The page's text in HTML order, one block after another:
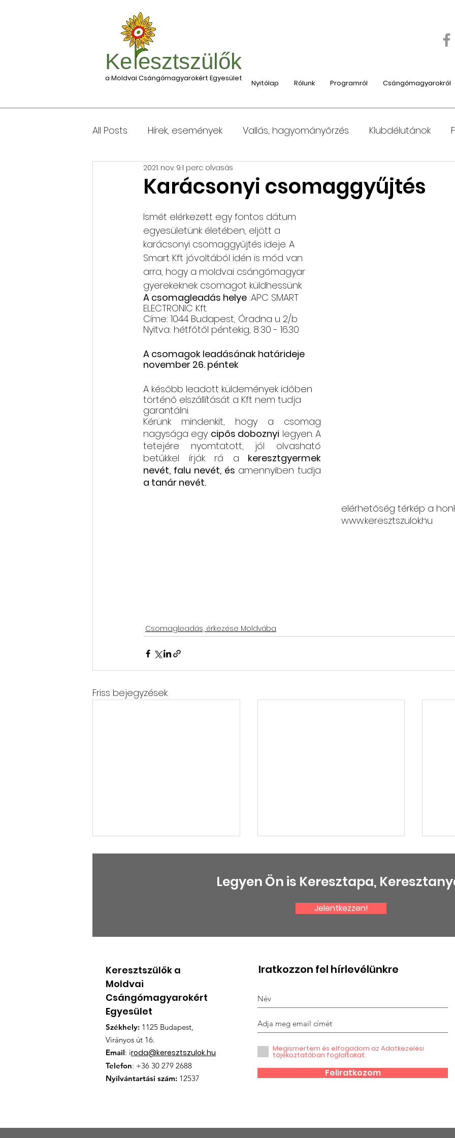
Nyitólap Rólunk Programról Csángómagyarokról
Ke esztszülők
a Moldvai Csángómagyarokért Egyesület
All Posts Hírek, események Vallás, hagyományőrzés Klubdélutánok
Csomagleadás, érkezése Moldvába
Keresztgyerekek levélcíme Nyaralás, táboroztatás
Rólunk szól: cikkek, videók Csángó témájú könyv, videó
Oktatás, továbbképzés Keresztszülő-portré
Karácsonyi csomaggyűjtés
2021. nov. 9.1 perc olvasás
Ismét elérkezett egy fontos dátum
egyesületünk életében, eljött a
karácsonyi csomaggyűjtés ideje. A
Smart Kft jóvoltából idén is mód van
arra, hogy a moldvai csángómagyar
gyerekeknek csomagot küldhessünk.
A csomagleadás helye :APC SMART
ELECTRONIC Kft.
Címe: 1044 Budapest, Óradna u 2/b
Nyitva: hétfőtől péntekig, 8:30 - 16.30
A csomagok leadásának határideje
november 26. péntek
A később leadott küldemények időben
történő elszállítását a Kft nem tudja
garantálni.
Kérünk mindenkit, hogy a csomag
nagysága egy cipős doboznyi legyen. A
tetejére nyomtatott, jól olvasható
betűkkel írják rá a keresztgyermek
nevét, falu nevét, és amennyiben tudja
a tanár nevét.
elérhetőség térkép a
www.keresztszulok.hu
Csomagleadás, érkezése Moldvába
Friss bejegyzések
Karácsonyi
november 30-ig
15 ÉVE NEM SZAKADT MEG
CSOMAGLÁNC
Legyen Ön is Keresztapa,
Jelentkezzen!
Keresztszülők a
Moldvai
Csángómagyarokért
Egyesület
Székhely: 1125 Budapest,
Virányos út 16.
Email: iroda@keresztszulok.hu
Telefon: +36 30 279 2688
Nyilvántartási szám: 12537
Iratkozzon fel hírlevélünkre
Megismertem és elfogadom az Adatkezelési
tájékoztatóban foglaltakat.
Feliratkozom